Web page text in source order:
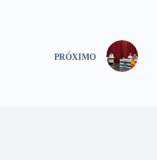
PRÓXIMO